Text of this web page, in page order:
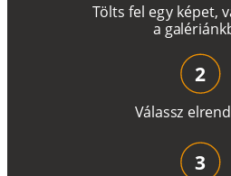
Tölts fel egy képet, v
a galériánk
Válassz elrend
2
3